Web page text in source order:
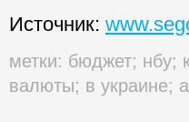
Источник:
метки: бюджет; нбу;
валюты; в украине;